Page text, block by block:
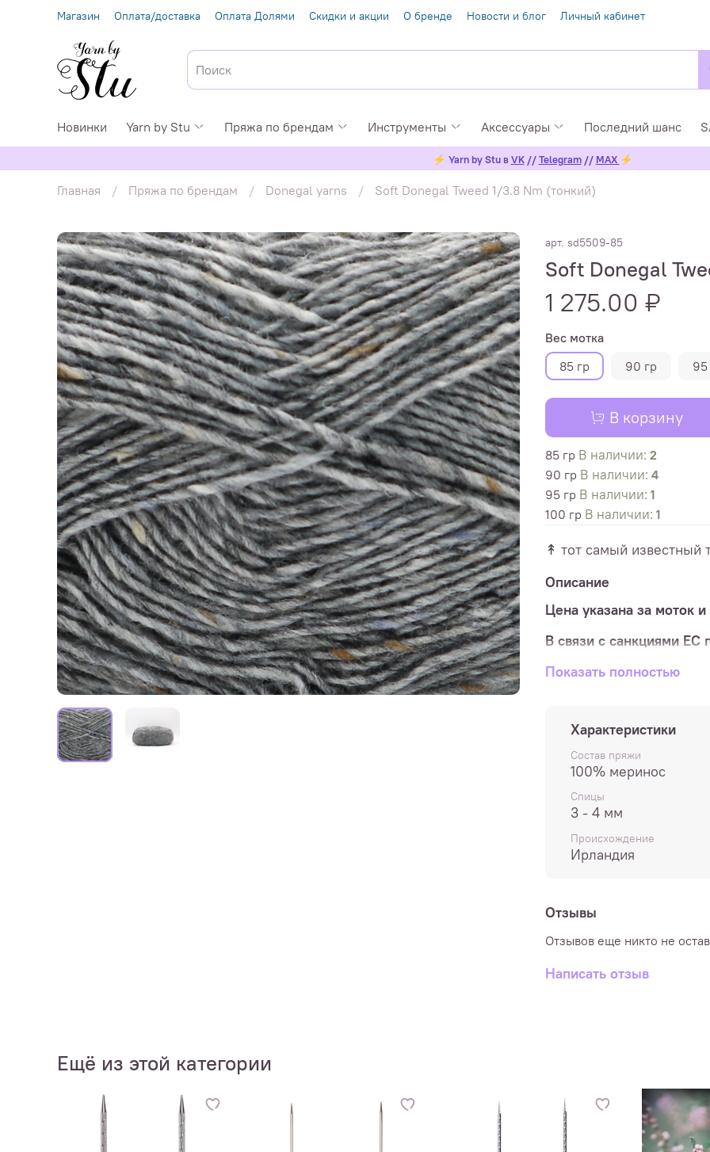
Магазин Оплата/доставка Оплата Долями Скидки и акции О бренде Новости и блог Личный кабинет
Новинки Yarn by Stu Пряжа по брендам Инструменты Аксессуары Последний шанс
⚡ Yarn by Stu вVK//Telegram// MAX ⚡
Главная Пряжа по брендам Donegal yarns Soft Donegal Tweed 1/3.8 Nm (тонкий)
арт. sd5509-85
Soft Donegal
1 275.00 ₽
Вес мотка
85 гр
90 гр 95
В корзину
85 гр В наличии: 2
90 гр В наличии: 4
95 гр В наличии: 1
100 гр В наличии: 1
↟ тот самый известный
Описание
Цена указана за моток и
В связи с санкциями ЕС
100% меринос
100 г/380 м
Спицы 3-4мм
Мотки не
Поэтому полностью
оставить место для
большой вещью
Показать полностью
Характеристики
Состав пряжи
100% меринос
Спицы
3 - 4 мм
Происхождение
Ирландия
Отзывы
Отзывов еще никто не
Написать отзыв
Ещё из этой категории